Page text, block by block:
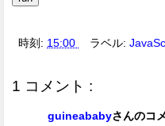
時刻: 15:00 ラベル:
1 コメント :
guineababyさんのコ